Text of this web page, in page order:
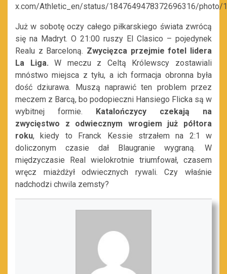
x.com/Athletic_en/status/1847649478372696316/photo/1
Już w sobotę oczy całego piłkarskiego świata zwrócą
się na Madryt. O 21:00 ruszy El Clasico – pojedynek
Realu z Barceloną. Zwycięzca przejmie fotel lidera
La Liga. W meczu z Celtą Królewscy zostawiali
mnóstwo miejsca z tyłu, a ich formacja obronna była
dość dziurawa. Muszą naprawić ten problem przez
meczem z Barcą, bo podopieczni Hansiego Flicka są w
wybitnej formie. Katalończycy czekają na
zwycięstwo z odwiecznym wrogiem już półtora
roku, kiedy to Franck Kessie strzałem na 2:1 w
doliczonym czasie dał Blaugranie wygraną. W
międzyczasie Real wielokrotnie triumfował, czasem
wręcz miażdżył odwiecznych rywali. Czy właśnie
nadchodzi chwila zemsty?